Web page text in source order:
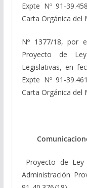
Expte Nº 91-
Carta Orgánica del
Nº 1377/18, por
Proyecto de
Legislativas, en
Expte Nº 91-
Carta Orgánica del
Proyecto de
Administración